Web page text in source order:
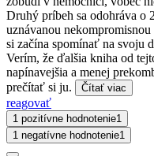
Druhý príbeh sa odohráva o
uznávanou
si začína spomínať na svoju
Verím, že ďalšia kniha od
napínavejšia a menej
prečítať si ju.
Čítať viac
reagovať
1 pozitívne hodnotenie1
1 negatívne hodnotenie1